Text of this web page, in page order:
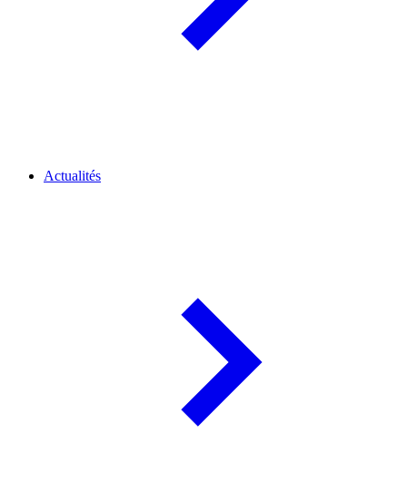
Actualités